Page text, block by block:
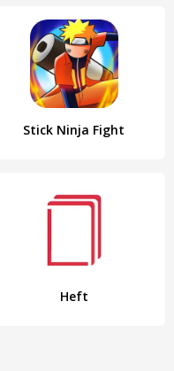
Stick Ninja Fight
Heft